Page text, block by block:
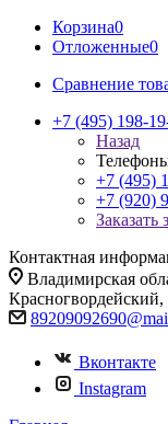
Корзина0
Отложенные0
Сравнение
+7 (495) 198-
Назад
+7 (495)
+7 (920)
Заказать
Контактная
Владимирская
Вконтакте
Instagram